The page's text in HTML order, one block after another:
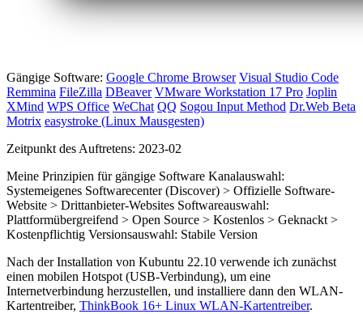
Gängige Software: Google Chrome Browser Visual Studio Code
Remmina FileZilla DBeaver VMware Workstation 17 Pro Joplin
XMind WPS Office WeChat QQ Sogou Input Method Dr.Web Beta
Motrix easystroke (Linux Mausgesten)
Zeitpunkt des Auftretens: 2023-02
Meine Prinzipien für gängige Software Kanalauswahl:
Systemeigenes Softwarecenter (Discover) > Offizielle Software-
Website > Drittanbieter-Websites Softwareauswahl:
Plattformübergreifend > Open Source > Kostenlos > Geknackt >
Kostenpflichtig Versionsauswahl: Stabile Version
Nach der Installation von Kubuntu 22.10 verwende ich zunächst
einen mobilen Hotspot (USB-Verbindung), um eine
Internetverbindung herzustellen, und installiere dann den WLAN-
Kartentreiber, ThinkBook 16+ Linux WLAN-Kartentreiber.